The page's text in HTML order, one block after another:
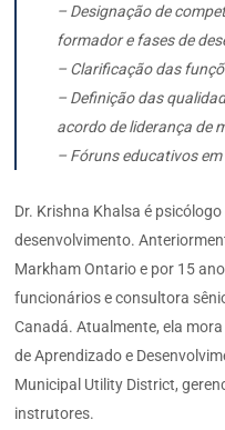
– Designação de
formador e fases de
– Clarificação das
– Definição das
acordo de liderança de
– Fóruns educativos
Dr. Krishna Khalsa é
desenvolvimento.
Markham Ontario e por 15
funcionários e consultora
Canadá. Atualmente, ela
de Aprendizado e
Municipal Utility District,
instrutores.